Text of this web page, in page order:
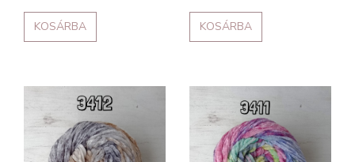
KOSÁRBA KOSÁRBA